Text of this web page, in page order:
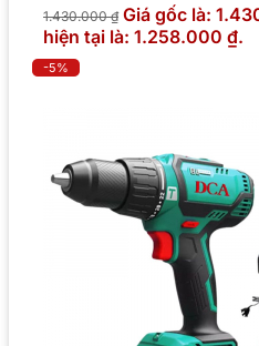
1.430.000₫ Giá gốc là:
hiện tại là: 1.258.000 ₫.
-5%